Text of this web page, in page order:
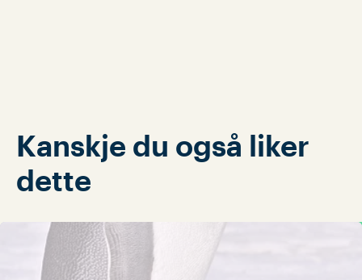
Kanskje du også liker
dette